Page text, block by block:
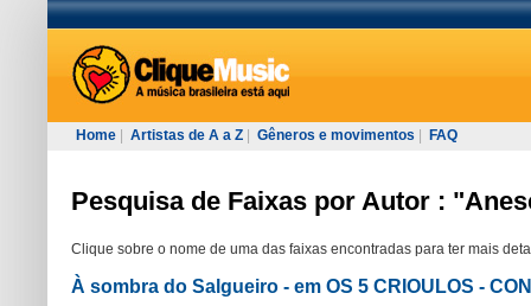
Home Artistas de A a Z Gêneros e movimentos FAQ
Pesquisa de Faixas por Autor :
Clique sobre o nome de uma das faixas encontradas para ter mais
À sombra do Salgueiro - em OS 5 CRIOULOS -